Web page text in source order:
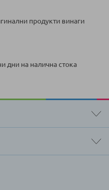
продукти винаги
дни на налична стока